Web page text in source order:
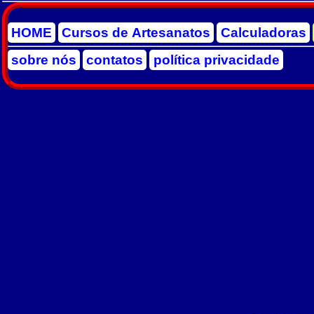
HOME Cursos de Artesanatos Calculadoras
sobre nós
contatos política privacidade